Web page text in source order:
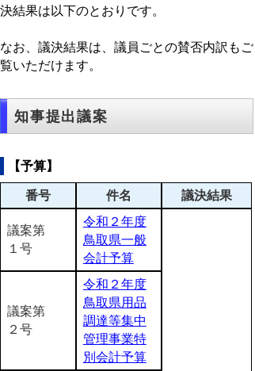
決結果は以下のとおりです。
なお、議決結果は、議員ごとの賛否内訳もご
覧いただけます。
知事提出議案
【予算】
番号 件名 議決結果
議案第
１号
令和２年度
鳥取県一般
会計予算
議案第
２号
令和２年度
鳥取県用品
調達等集中
管理事業特
別会計予算